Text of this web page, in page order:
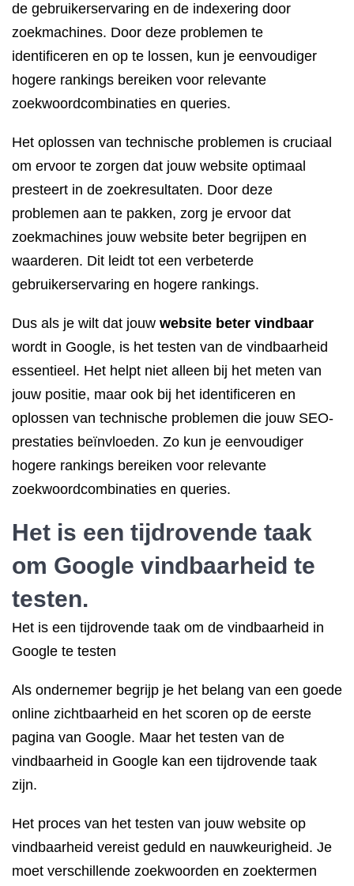
de gebruikerservaring en de indexering door
zoekmachines. Door deze problemen te
identificeren en op te lossen, kun je eenvoudiger
hogere rankings bereiken voor relevante
zoekwoordcombinaties en queries.
Het oplossen van technische problemen is cruciaal
om ervoor te zorgen dat jouw website optimaal
presteert in de zoekresultaten. Door deze
problemen aan te pakken, zorg je ervoor dat
zoekmachines jouw website beter begrijpen en
waarderen. Dit leidt tot een verbeterde
gebruikerservaring en hogere rankings.
Dus als je wilt dat jouw website beter vindbaar
wordt in Google, is het testen van de vindbaarheid
essentieel. Het helpt niet alleen bij het meten van
jouw positie, maar ook bij het identificeren en
oplossen van technische problemen die jouw SEO-
prestaties beïnvloeden. Zo kun je eenvoudiger
hogere rankings bereiken voor relevante
zoekwoordcombinaties en queries.
Het is een tijdrovende taak
om Google vindbaarheid te
testen.
Het is een tijdrovende taak om de vindbaarheid in
Google te testen
Als ondernemer begrijp je het belang van een goede
online zichtbaarheid en het scoren op de eerste
pagina van Google. Maar het testen van de
vindbaarheid in Google kan een tijdrovende taak
zijn.
Het proces van het testen van jouw website op
vindbaarheid vereist geduld en nauwkeurigheid. Je
moet verschillende zoekwoorden en zoektermen